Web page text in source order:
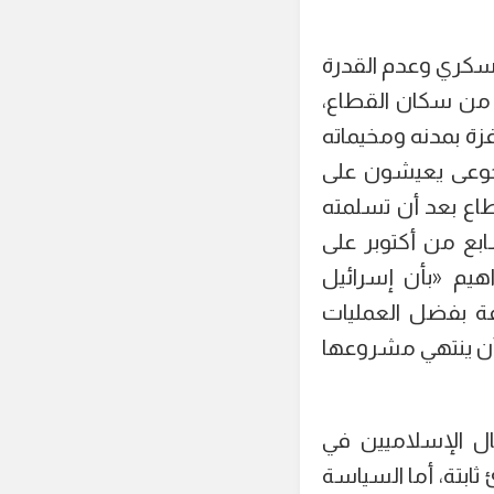
وعدم القدرة
من سكان القطاع،
بمدنه ومخيماته
يعيشون على
بعد أن تسلمته
من أكتوبر على
«بأن إسرائيل
الضفة بفضل العمليات
أن ينتهي مشروعها
الإسلاميين في
أما السياسة